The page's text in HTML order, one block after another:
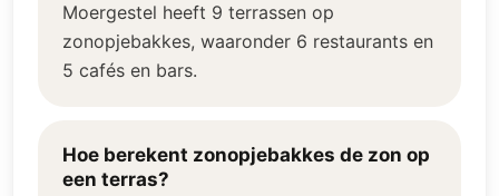
Moergestel heeft 9 terrassen op
zonopjebakkes, waaronder 6 restaurants en
5 cafés en bars.
Hoe berekent zonopjebakkes de zon op
een terras?